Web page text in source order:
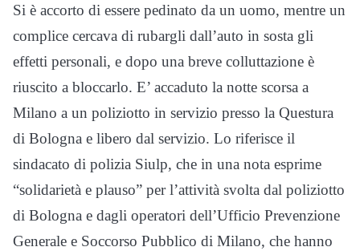
Si è accorto di essere pedinato da un uomo, mentre un
complice cercava di rubargli dall’auto in sosta gli
effetti personali, e dopo una breve colluttazione è
riuscito a bloccarlo. E’ accaduto la notte scorsa a
Milano a un poliziotto in servizio presso la Questura
di Bologna e libero dal servizio. Lo riferisce il
sindacato di polizia Siulp, che in una nota esprime
“solidarietà e plauso” per l’attività svolta dal poliziotto
di Bologna e dagli operatori dell’Ufficio Prevenzione
Generale e Soccorso Pubblico di Milano, che hanno